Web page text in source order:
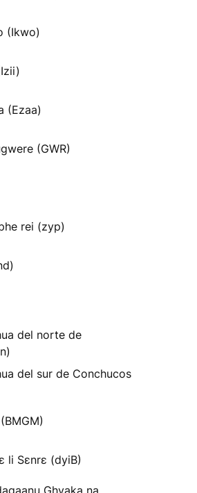
(Ikwo)
(Ezaa)
(GWR)
rei (zyp)
del norte de
del sur de Conchucos
li Sɛnrɛ (dyiB)
Ghyaka na